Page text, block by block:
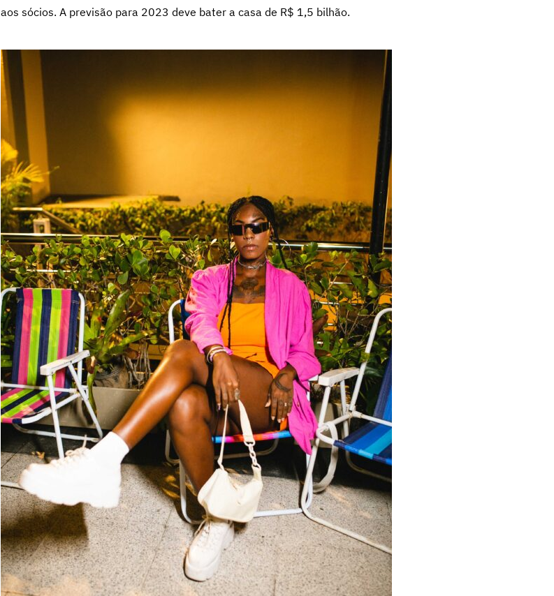
aos sócios. A previsão para 2023 deve bater a casa de R$ 1,5 bilhão.